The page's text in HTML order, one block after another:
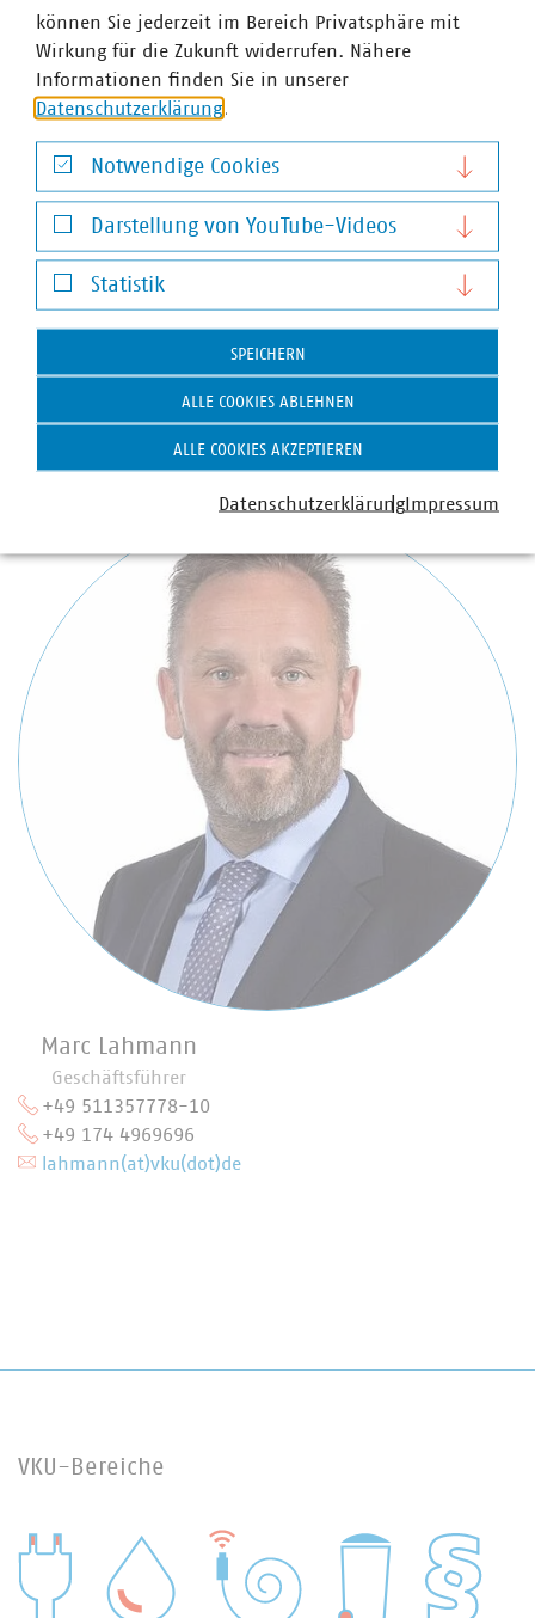
Antje Retzlaff
Stellvertretende Geschäftsführerin, zuständig für
+49 511 357778-13
+49 170 8580148
retzlaff(at)vku(dot)de
Marc Lahmann
Geschäftsführer
+49 511357778-10
+49 174 4969696
lahmann(at)vku(dot)de
VKU-Bereiche
können Sie jederzeit im Bereich Privatsphäre mit
Wirkung für die Zukunft widerrufen. Nähere
Informationen finden Sie in unserer
Datenschutzerklärung.
Notwendige Cookies
Notwendige Cookies
Darstellung von YouTube-Videos
Darstellung von YouTube-Videos
Statistik
Statistik
SPEICHERN
ALLE COOKIES ABLEHNEN
ALLE COOKIES AKZEPTIEREN
DatenschutzerklärungImpressum